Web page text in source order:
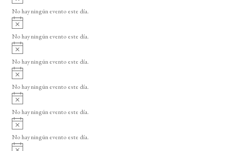
o
v
i
o
No hay ningún evento este día.
A
v
i
o
No hay ningún evento este día.
A
v
i
o
No hay ningún evento este día.
A
v
i
o
No hay ningún evento este día.
A
v
i
o
No hay ningún evento este día.
A
v
i
No hay ningún evento este día.
A